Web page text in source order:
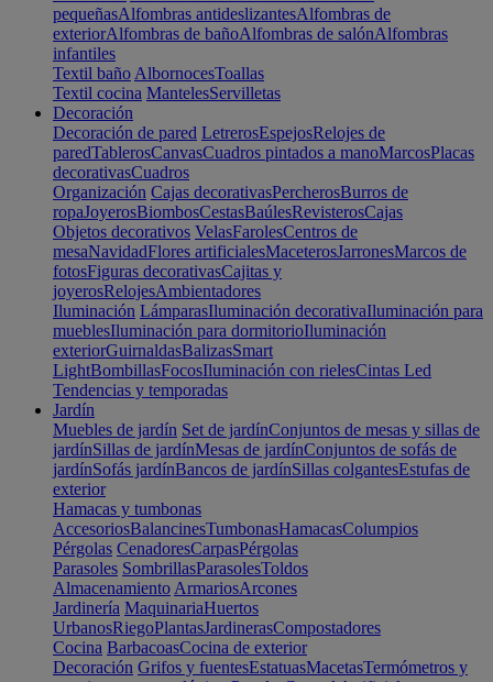
pequeñasAlfombras antideslizantesAlfombras de
exteriorAlfombras de bañoAlfombras de salónAlfombras
infantiles
Textil baño AlbornocesToallas
Textil cocina MantelesServilletas
Decoración
Decoración de pared LetrerosEspejosRelojes de
paredTablerosCanvasCuadros pintados a manoMarcosPlacas
decorativasCuadros
Organización Cajas decorativasPercherosBurros de
ropaJoyerosBiombosCestasBaúlesRevisterosCajas
Objetos decorativos VelasFarolesCentros de
mesaNavidadFlores artificialesMaceterosJarronesMarcos de
fotosFiguras decorativasCajitas y
joyerosRelojesAmbientadores
Iluminación LámparasIluminación decorativaIluminación para
mueblesIluminación para dormitorioIluminación
exteriorGuirnaldasBalizasSmart
LightBombillasFocosIluminación con rielesCintas Led
Tendencias y temporadas
Jardín
Muebles de jardín Set de jardínConjuntos de mesas y sillas de
jardínSillas de jardínMesas de jardínConjuntos de sofás de
jardínSofás jardínBancos de jardínSillas colgantesEstufas de
exterior
Hamacas y tumbonas
AccesoriosBalancinesTumbonasHamacasColumpios
Pérgolas CenadoresCarpasPérgolas
Parasoles SombrillasParasolesToldos
Almacenamiento ArmariosArcones
Jardinería MaquinariaHuertos
UrbanosRiegoPlantasJardinerasCompostadores
Cocina BarbacoasCocina de exterior
Decoración Grifos y fuentesEstatuasMacetasTermómetros y